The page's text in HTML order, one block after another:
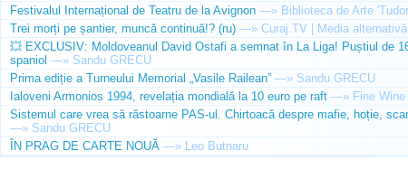
Festivalul Internațional de Teatru de la Avignon —» Biblioteca de Arte
Trei morți pe șantier, muncă continuă!? (ru) —» Curaj.TV | Media alternativă
💥 EXCLUSIV: Moldoveanul David Ostafi a semnat în La Liga! Puștiul de
spaniol —» Sandu GRECU
Prima ediție a Turneului Memorial „Vasile Railean” —» Sandu GRECU
Ialoveni Armonios 1994, revelația mondială la 10 euro pe raft —» Fine Wine
Sistemul care vrea să răstoarne PAS-ul. Chirtoacă despre mafie, hoție,
—» Sandu GRECU
ÎN PRAG DE CARTE NOUĂ —» Leo Butnaru